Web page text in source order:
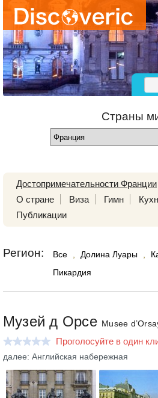
Страны
Достопримечательности Франции
О стране
Виза Гимн
Публикации
Регион: Все Долина Луары
Пикардия
Музей д Орсе Musee
Проголосуйте в один
далее: Английская набережная